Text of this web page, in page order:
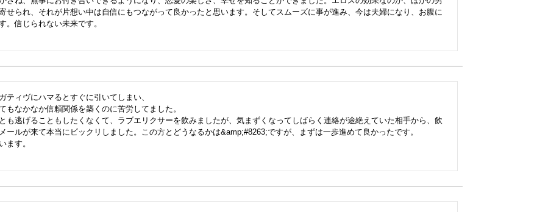
せられ、それが片想い中は自信にもつながって良かったと思います。そしてスムーズに事が進み、今は夫婦になり、お腹に
。信じられない未来です。
ティヴにハマるとすぐに引いてしまい、
もなかなか信頼関係を築くのに苦労してました。
も逃げることもしたくなくて、ラブエリクサーを飲みましたが、気まずくなってしばらく連絡が途絶えていた相手から、飲
ールが来て本当にビックリしました。この方とどうなるかは&amp;#8263;ですが、まずは一歩進めて良かったです。
ます。